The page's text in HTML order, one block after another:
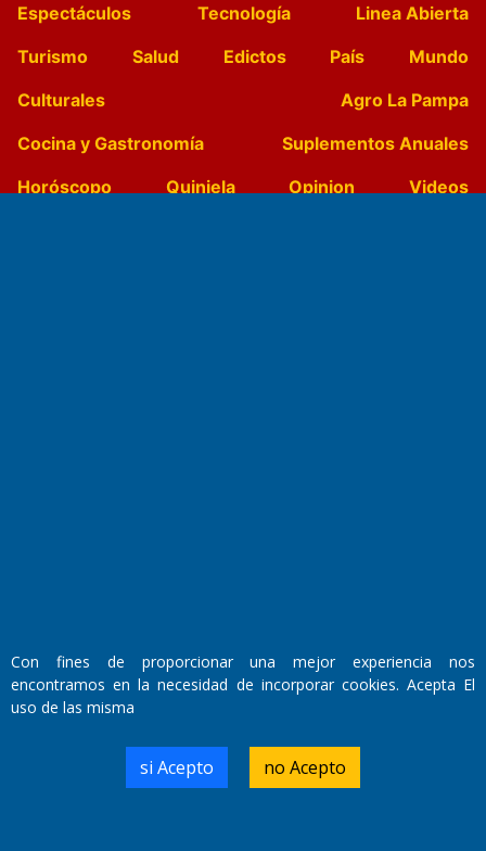
Espectáculos
Tecnología
Linea Abierta
Turismo
Salud Edictos País
Mundo
Culturales
Agro La Pampa
Cocina y Gastronomía
Suplementos Anuales
Horóscopo
Quiniela Opinion
Videos
Primera edición: Domingo 3 de Mayo de 1992
Miembro de ADIRA,ADEPA y CPPAL
Propietario: El Diario SRL
Walter René Goñi
Con fines de proporcionar una mejor experiencia nos
encontramos en la necesidad de incorporar cookies. Acepta El
uso de las misma
si Acepto no Acepto